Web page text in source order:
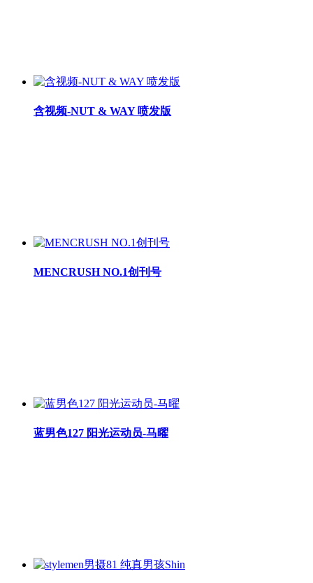
含视频-NUT & WAY 喷发版
MENCRUSH NO.1创刊号
蓝男色127 阳光运动员-马曜